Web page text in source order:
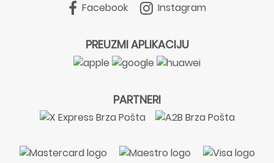
Facebook Instagram
PREUZMI APLIKACIJU
PARTNERI